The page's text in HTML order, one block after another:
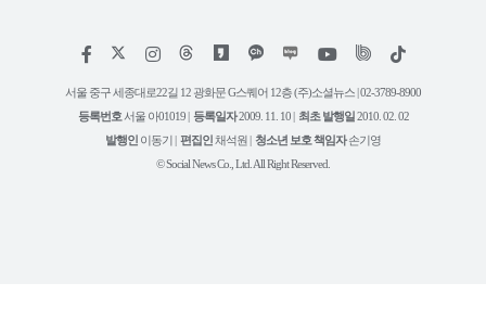
페
스
인
타
램
위
트
유
튜
틱
서울 중구 세종대로22길 12 광화문 G스퀘어 12층 (주)소셜뉴스 | 02-3789-8900
등록번호서울 아01019 | 등록일자2009. 11. 10 | 최초 발행일 2010. 02. 02
발행인 이동기 | 편집인채석원 | 청소년 보호 책임자손기영
© Social News Co., Ltd. All Right Reserved.